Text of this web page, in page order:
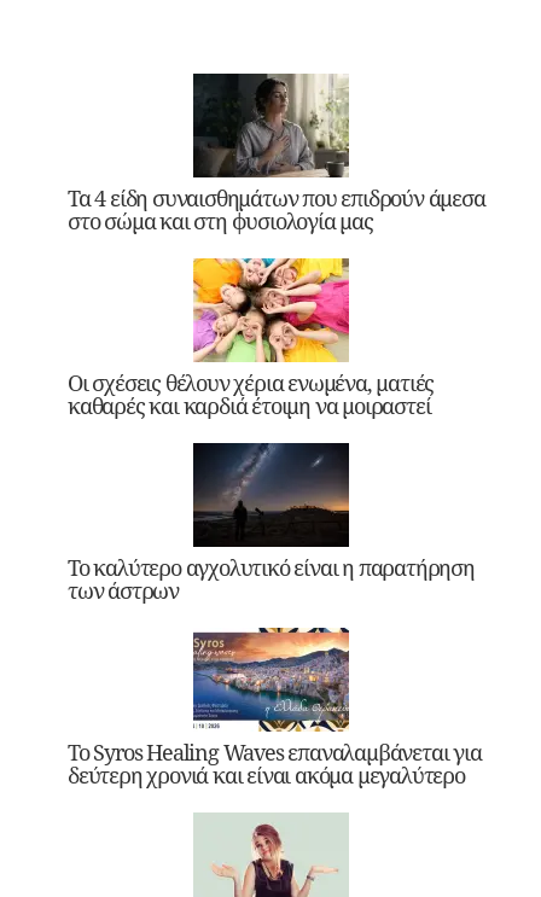
Τα 4 είδη συναισθημάτων που επιδρούν άμεσα
στο σώμα και στη φυσιολογία μας
Οι σχέσεις θέλουν χέρια ενωμένα, ματιές
καθαρές και καρδιά έτοιμη να μοιραστεί
Το καλύτερο αγχολυτικό είναι η παρατήρηση
των άστρων
Το Syros Healing Waves επαναλαμβάνεται για
δεύτερη χρονιά και είναι ακόμα μεγαλύτερο